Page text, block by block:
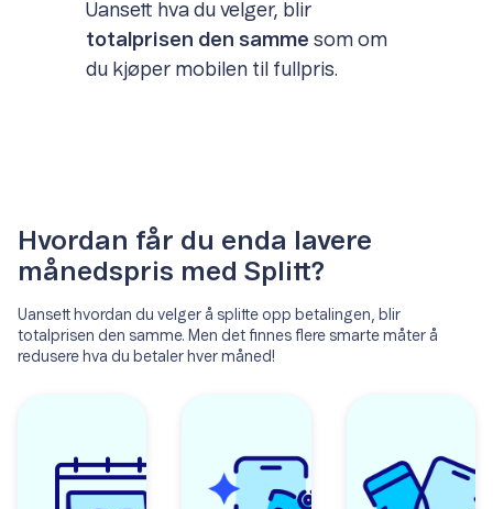
Uansett hva du velger, blir
totalprisen den sammesom om
du kjøper mobilen til fullpris.
Hvordan får du enda lavere
månedspris med Splitt?
Uansett hvordan du velger å splitte opp betalingen, blir
totalprisen den samme. Men det finnes flere smarte måter å
redusere hva du betaler hver måned!